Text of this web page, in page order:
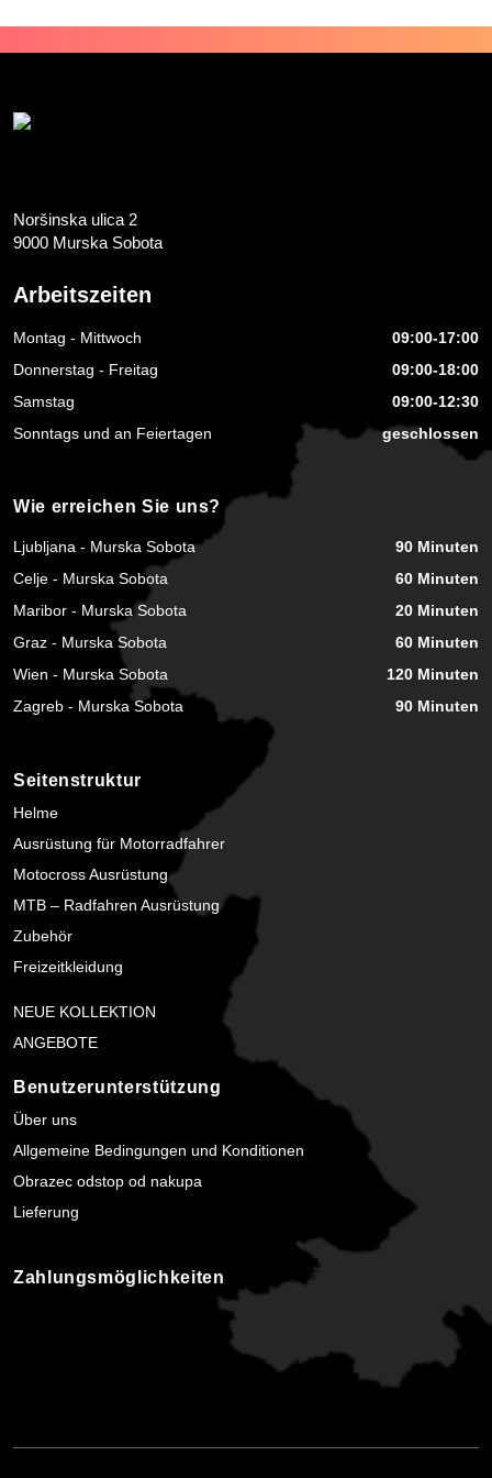
Noršinska ulica 2
9000 Murska Sobota
Arbeitszeiten
Montag - Mittwoch
09:00-17:00
Donnerstag - Freitag
09:00-18:00
Samstag
09:00-12:30
Sonntags und an Feiertagen
geschlossen
Wie erreichen Sie uns?
Ljubljana - Murska Sobota
90 Minuten
Celje - Murska Sobota
60 Minuten
Maribor - Murska Sobota
20 Minuten
Graz - Murska Sobota
60 Minuten
Wien - Murska Sobota
120 Minuten
Zagreb - Murska Sobota
90 Minuten
Seitenstruktur
Helme
Ausrüstung für Motorradfahrer
Motocross Ausrüstung
MTB – Radfahren Ausrüstung
Zubehör
Freizeitkleidung
NEUE KOLLEKTION
ANGEBOTE
Benutzerunterstützung
Über uns
Allgemeine Bedingungen und Konditionen
Obrazec odstop od nakupa
Lieferung
Zahlungsmöglichkeiten